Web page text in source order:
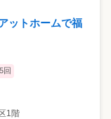
ットホームで福
回
1階